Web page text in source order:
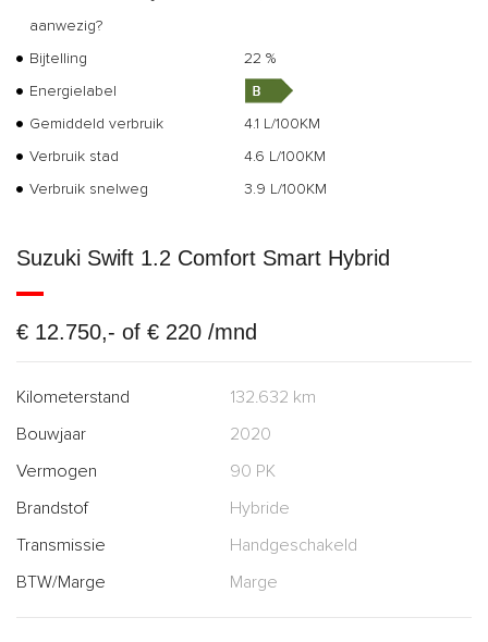
aanwezig?
Bijtelling
22 %
Energielabel
Gemiddeld verbruik
4.1 L/100KM
Verbruik stad
4.6 L/100KM
Verbruik snelweg
3.9 L/100KM
Suzuki Swift 1.2 Comfort Smart Hybrid
€ 12.750,- of € 220 /mnd
Kilometerstand
132.632 km
Bouwjaar
2020
Vermogen
90 PK
Brandstof
Hybride
Transmissie
Handgeschakeld
BTW/Marge
Marge